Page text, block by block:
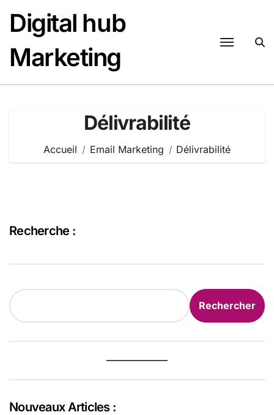
contenu
Digital hub
Marketing
Délivrabilité
Accueil Email Marketing Délivrabilité
Recherche :
Rechercher
Rechercher
Nouveaux Articles :